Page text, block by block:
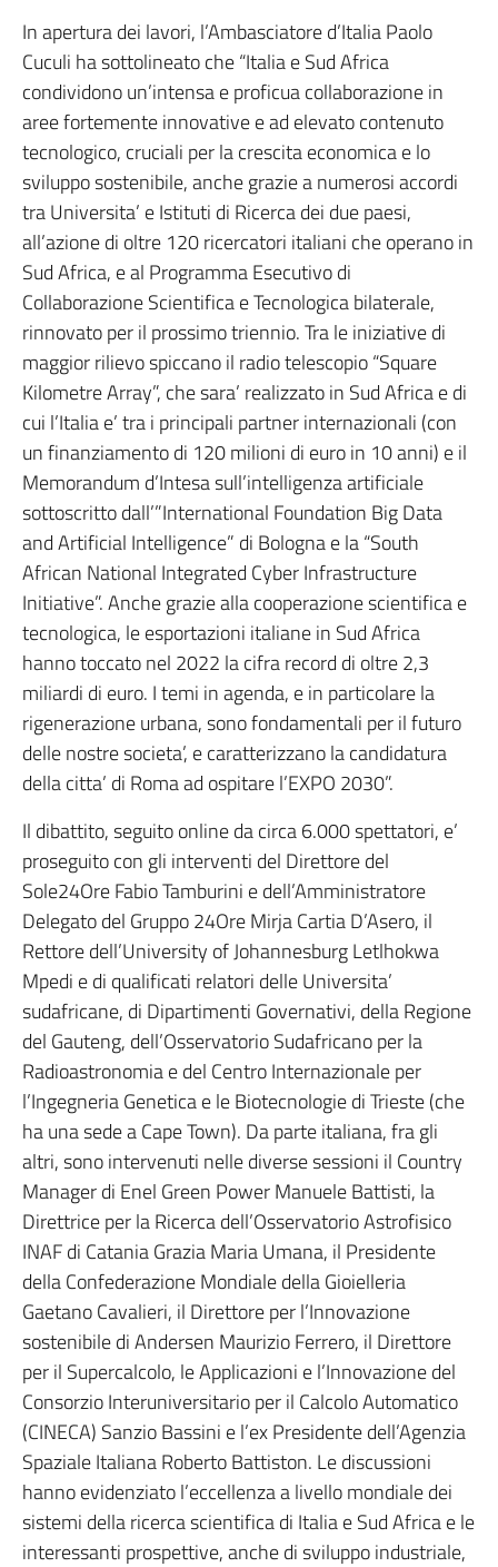
In apertura dei lavori, l’Ambasciatore d’Italia Paolo
Cuculi ha sottolineato che “Italia e Sud Africa
condividono un’intensa e proficua collaborazione in
aree fortemente innovative e ad elevato contenuto
tecnologico, cruciali per la crescita economica e lo
sviluppo sostenibile, anche grazie a numerosi accordi
tra Universita’ e Istituti di Ricerca dei due paesi,
all’azione di oltre 120 ricercatori italiani che operano in
Sud Africa, e al Programma Esecutivo di
Collaborazione Scientifica e Tecnologica bilaterale,
rinnovato per il prossimo triennio. Tra le iniziative di
maggior rilievo spiccano il radio telescopio “Square
Kilometre Array”, che sara’ realizzato in Sud Africa e di
cui l’Italia e’ tra i principali partner internazionali (con
un finanziamento di 120 milioni di euro in 10 anni) e il
Memorandum d’Intesa sull’intelligenza artificiale
sottoscritto dall’”International Foundation Big Data
and Artificial Intelligence” di Bologna e la “South
African National Integrated Cyber Infrastructure
Initiative”. Anche grazie alla cooperazione scientifica e
tecnologica, le esportazioni italiane in Sud Africa
hanno toccato nel 2022 la cifra record di oltre 2,3
miliardi di euro. I temi in agenda, e in particolare la
rigenerazione urbana, sono fondamentali per il futuro
delle nostre societa’, e caratterizzano la candidatura
della citta’ di Roma ad ospitare l’EXPO 2030”.
Il dibattito, seguito online da circa 6.000 spettatori, e’
proseguito con gli interventi del Direttore del
Sole24Ore Fabio Tamburini e dell’Amministratore
Delegato del Gruppo 24Ore Mirja Cartia D’Asero, il
Rettore dell’University of Johannesburg Letlhokwa
Mpedi e di qualificati relatori delle Universita’
sudafricane, di Dipartimenti Governativi, della Regione
del Gauteng, dell’Osservatorio Sudafricano per la
Radioastronomia e del Centro Internazionale per
l’Ingegneria Genetica e le Biotecnologie di Trieste (che
ha una sede a Cape Town). Da parte italiana, fra gli
altri, sono intervenuti nelle diverse sessioni il Country
Manager di Enel Green Power Manuele Battisti, la
Direttrice per la Ricerca dell’Osservatorio Astrofisico
INAF di Catania Grazia Maria Umana, il Presidente
della Confederazione Mondiale della Gioielleria
Gaetano Cavalieri, il Direttore per l’Innovazione
sostenibile di Andersen Maurizio Ferrero, il Direttore
per il Supercalcolo, le Applicazioni e l’Innovazione del
Consorzio Interuniversitario per il Calcolo Automatico
(CINECA) Sanzio Bassini e l’ex Presidente dell’Agenzia
Spaziale Italiana Roberto Battiston. Le discussioni
hanno evidenziato l’eccellenza a livello mondiale dei
sistemi della ricerca scientifica di Italia e Sud Africa e le
interessanti prospettive, anche di sviluppo industriale,